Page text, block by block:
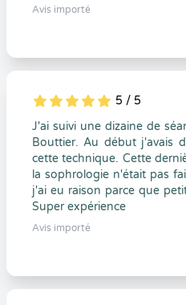
Avis importé
5
1
5
0 5 / 5
J'ai suivi une dizaine de
Bouttier. Au début j'avais
cette technique. Cette
la sophrologie n'était pas
j'ai eu raison parce que
Super expérience
Avis importé